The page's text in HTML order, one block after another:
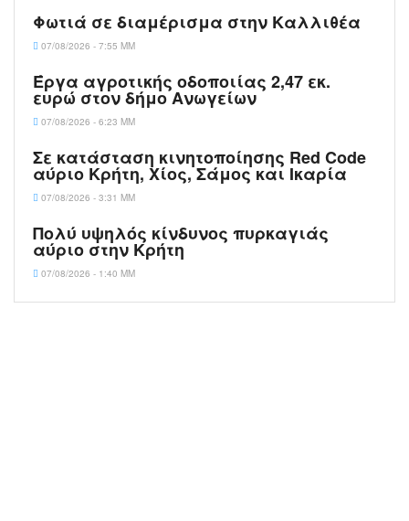
Φωτιά σε διαμέρισμα στην Καλλιθέα
07/08/2026 - 7:55 ΜΜ
Έργα αγροτικής οδοποιίας 2,47 εκ.
ευρώ στον δήμο Ανωγείων
07/08/2026 - 6:23 ΜΜ
Σε κατάσταση κινητοποίησης Red Code
αύριο Κρήτη, Χίος, Σάμος και Ικαρία
07/08/2026 - 3:31 ΜΜ
Πολύ υψηλός κίνδυνος πυρκαγιάς
αύριο στην Κρήτη
07/08/2026 - 1:40 ΜΜ